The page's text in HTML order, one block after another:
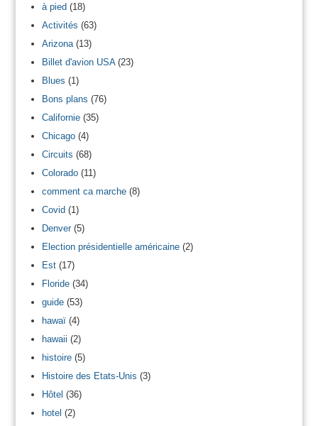
à pied(18)
Activités (63)
Arizona(13)
Billet d'avion USA(23)
Blues (1)
Bons plans (76)
Californie(35)
Chicago(4)
Circuits (68)
Colorado(11)
comment ca marche(8)
Covid(1)
Denver(5)
Election présidentielle américaine(2)
Est(17)
Floride(34)
guide(53)
hawaï(4)
hawaii (2)
histoire(5)
Histoire des Etats-Unis (3)
Hôtel (36)
hotel (2)